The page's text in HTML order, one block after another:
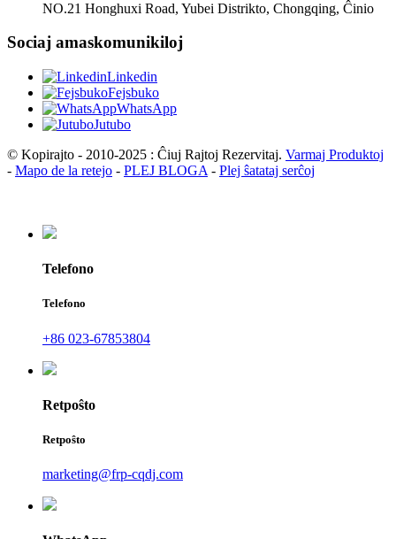
NO.21 Honghuxi Road, Yubei Distrikto, Chongqing, Ĉinio
Sociaj amaskomunikiloj
Linkedin
Fejsbuko
WhatsApp
Jutubo
© Kopirajto - 2010-2025 : Ĉiuj Rajtoj Rezervitaj. Varmaj Produktoj
- Mapo de la retejo - PLEJ BLOGA - Plej ŝatataj serĉoj
Telefono
Telefono
+86 023-67853804
Retpoŝto
Retpoŝto
marketing@frp-cqdj.com